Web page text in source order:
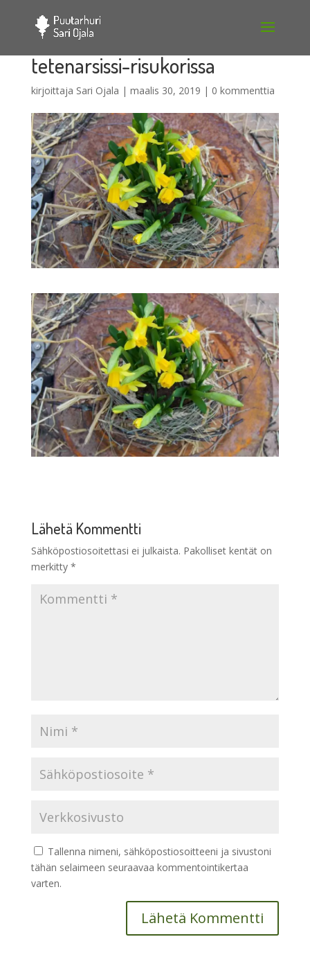
tetenarsissi-risukorissa
kirjoittaja Sari Ojala | maalis 30, 2019 | 0 kommenttia
Lähetä Kommentti
Sähköpostiosoitettasi ei julkaista. Pakolliset kentät on
merkitty *
Tallenna nimeni, sähköpostiosoitteeni ja sivustoni
tähän selaimeen seuraavaa kommentointikertaa
varten.